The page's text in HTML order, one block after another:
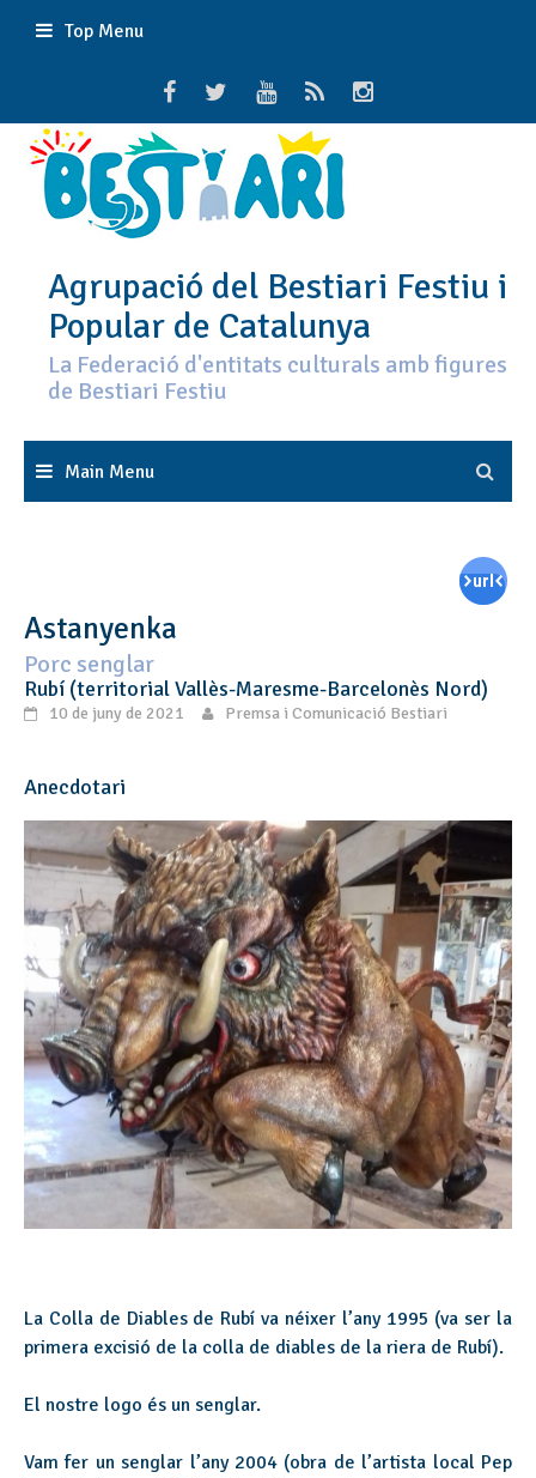
Top Menu
Agrupació del Bestiari Festiu i
Popular de Catalunya
La Federació d'entitats culturals amb figures
de Bestiari Festiu
Main Menu
Astanyenka
Porc senglar
Rubí (territorial Vallès-Maresme-Barcelonès Nord)
10 de juny de 2021 Premsa i Comunicació Bestiari
Anecdotari
La Colla de Diables de Rubí va néixer l’any 1995 (va ser la
primera excisió de la colla de diables de la riera de Rubí).
El nostre logo és un senglar.
Vam fer un senglar l’any 2004 (obra de l’artista local Pep